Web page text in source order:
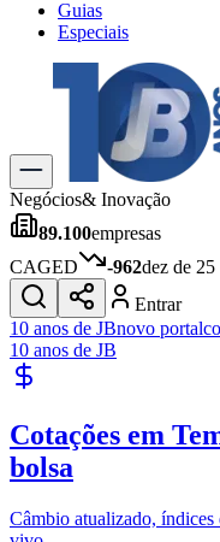
Guias
Especiais
Explore Tudo
Últimas Notícias
Previsão do Tempo
Trânsito e Rotas
Dia a Dia & Lazer
Gastronomia
Cinema & Shows
JogosNovo
Para Sua Empresa
Publicidade Legal
Política
Esportes
Negócios& Inovação
89.100empresas
CAGED
-962dez de 25
Entrar
10 anos de JBnovo portal
10 anos de JB
Cotações em
bolsa
Câmbio atualizado, índices